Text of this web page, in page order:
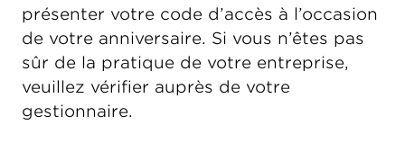
présenter votre code d’accès à l’occasion
de votre anniversaire. Si vous n’êtes pas
sûr de la pratique de votre entreprise,
veuillez vérifier auprès de votre
gestionnaire.